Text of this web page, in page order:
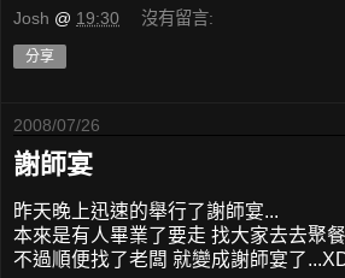
Josh @ 19:30 沒有留言:
分享
2008/07/26
謝師宴
昨天晚上迅速的舉行了謝師宴...
本來是有人畢業了要走 找大家去去聚
不過順便找了老闆 就變成謝師宴了